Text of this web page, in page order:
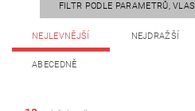
FILTR PODLE PARAMETRŮ,
NEJLEVNĚJŠÍ NEJDRAŽŠÍ
ABECEDNĚ